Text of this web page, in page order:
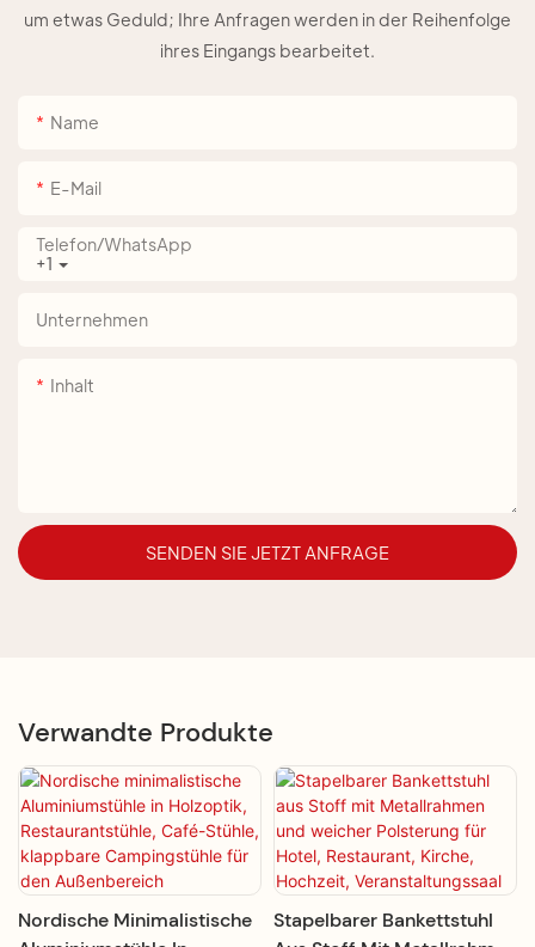
um etwas Geduld; Ihre Anfragen werden in der Reihenfolge
ihres Eingangs bearbeitet.
Name
E-Mail
+1
Telefon/WhatsApp
Unternehmen
Inhalt
SENDEN SIE JETZT ANFRAGE
Verwandte Produkte
Nordische Minimalistische
Stapelbarer Bankettstuhl